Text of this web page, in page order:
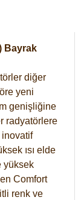
Bayrak
diğer
yeni
genişliğine
radyatörlere
inovatif
ısı elde
yüksek
Comfort
renk ve